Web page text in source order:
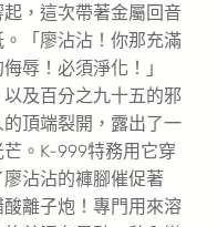
，這次帶著金屬回音
。「廖沾沾！你那充滿
辱！必須淨化！」
以及百分之九十五的邪
頂端裂開，露出了一
。K-999特務用它穿
沾沾的褲腳催促著
離子炮！專門用來溶